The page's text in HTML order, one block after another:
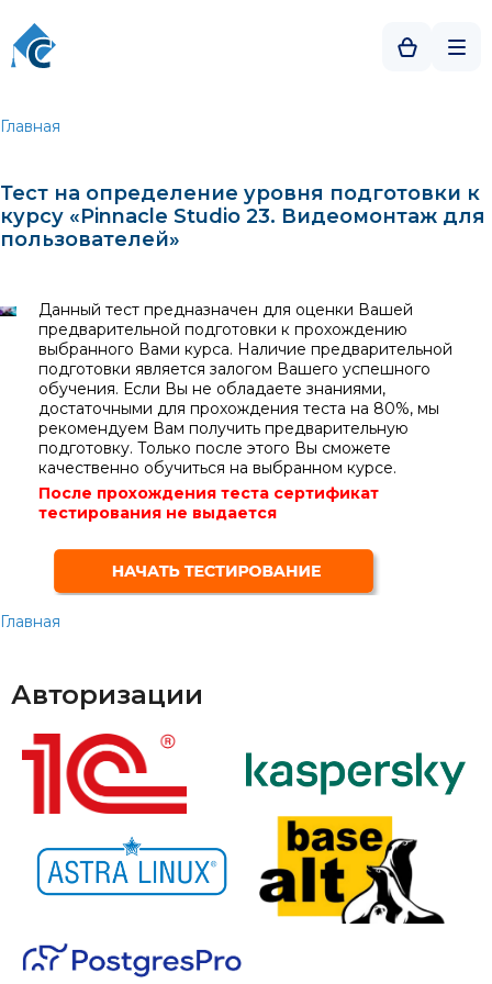
Главная
Тест на определение уровня подготовки к
курсу «Pinnacle Studio 23. Видеомонтаж для
пользователей»
Данный тест предназначен для оценки Вашей
предварительной подготовки к прохождению
выбранного Вами курса. Наличие предварительной
подготовки является залогом Вашего успешного
обучения. Если Вы не обладаете знаниями,
достаточными для прохождения теста на 80%, мы
рекомендуем Вам получить предварительную
подготовку. Только после этого Вы сможете
качественно обучиться на выбранном курсе.
После прохождения теста сертификат
тестирования не выдается
Главная
Авторизации